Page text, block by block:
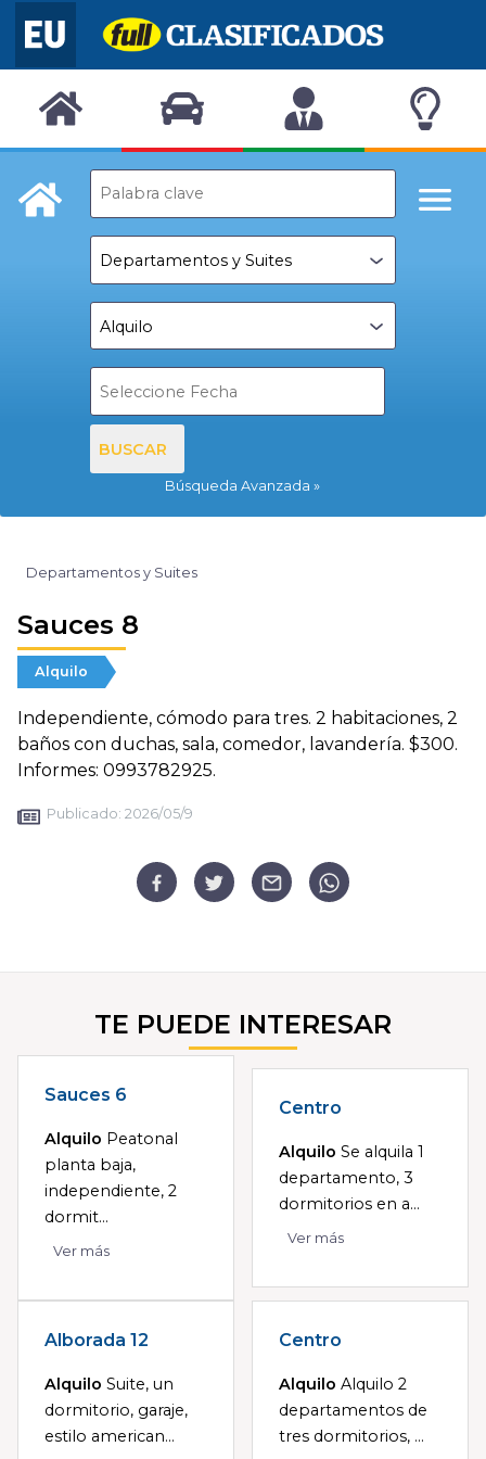
BUSCAR
Búsqueda Avanzada
Departamentos y Suites
Sauces 8
Alquilo
Independiente, cómodo para tres. 2 habitaciones, 2
baños con duchas, sala, comedor, lavandería. $300.
Informes: 0993782925.
Publicado: 2026/05/9
TE PUEDE INTERESAR
Sauces 6
Alquilo Peatonal
planta baja,
independiente, 2
dormit...
Ver más
Centro
Alquilo Se alquila 1
departamento, 3
dormitorios en a...
Ver más
Alborada 12
Alquilo Suite, un
dormitorio, garaje,
estilo american...
Centro
Alquilo Alquilo 2
departamentos de
tres dormitorios, ...